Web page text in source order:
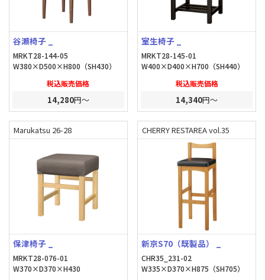
谷瀬椅子 _
MRKT28-144-05
W380×D500×H800（SH430）
税込販売価格
14,280円～
室生椅子 _
MRKT28-145-01
W400×D400×H700（SH440）
税込販売価格
14,340円～
Marukatsu 26-28
保津椅子 _
MRKT28-076-01
W370×D370×H430
CHERRY RESTAREA vol.35
新京S70（既製品） _
CHR35_231-02
W335×D370×H875（SH705）